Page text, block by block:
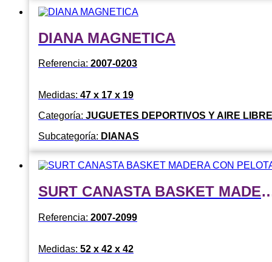
DIANA MAGNETICA
Referencia: 2007-0203
Medidas: 47 x 17 x 19
Categoría: JUGUETES DEPORTIVOS Y AIRE LIBRE
Subcategoría: DIANAS
SURT CANASTA BASKET
Referencia: 2007-2099
Medidas: 52 x 42 x 42